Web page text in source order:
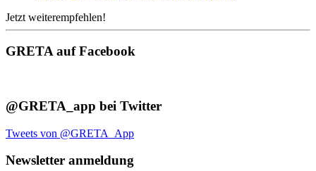
Jetzt weiterempfehlen!
GRETA auf Facebook
@GRETA_app bei Twitter
Tweets von @GRETA_App
Newsletter anmeldung